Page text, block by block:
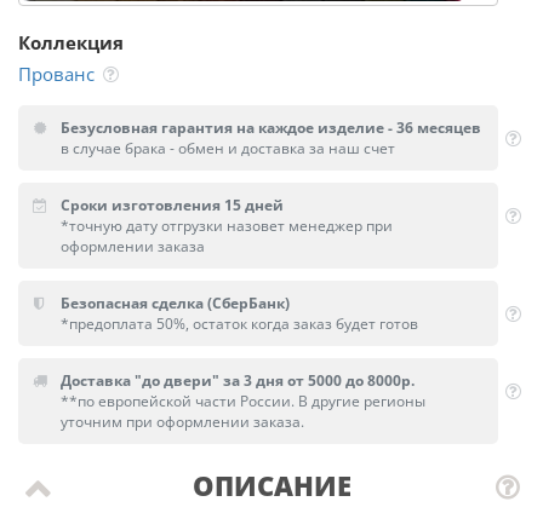
Коллекция
Прованс
Безусловная гарантия на каждое изделие - 36 месяцев
в случае брака - обмен и доставка за наш счет
Сроки изготовления 15 дней
*точную дату отгрузки назовет менеджер при
оформлении заказа
Безопасная сделка (СберБанк)
*предоплата 50%, остаток когда заказ будет готов
Доставка "до двери" за 3 дня от 5000 до 8000р.
**по европейской части России. В другие регионы
уточним при оформлении заказа.
ОПИСАНИЕ